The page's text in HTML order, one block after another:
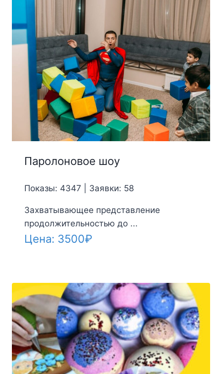
Паролоновое шоу
Показы: 4347 | Заявки: 58
Захватывающее представление
продолжительностью до ...
Цена: 3500₽